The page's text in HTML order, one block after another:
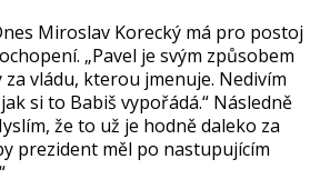
Miroslav Korecký má pro postoj
„Pavel je svým způsobem
vládu, kterou jmenuje. Nedivím
si to Babiš vypořádá.“ Následně
že to už je hodně daleko za
prezident měl po nastupujícím